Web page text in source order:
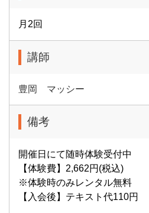
月2回
講師
豊岡 マッシー
備考
開催日にて随時体験受付中
【体験費】2,662円(税込)
※体験時のみレンタル無料
【入会後】テキスト代110円